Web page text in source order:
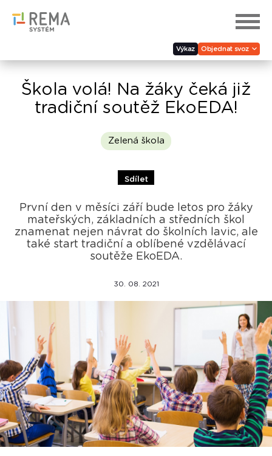
Výkaz Objednat svoz
Škola volá! Na žáky čeká již
tradiční soutěž EkoEDA!
Zelená škola
Sdílet
První den v měsíci září bude letos pro žáky
mateřských, základních a středních škol
znamenat nejen návrat do školních lavic, ale
také start tradiční a oblíbené vzdělávací
soutěže EkoEDA.
30. 08. 2021